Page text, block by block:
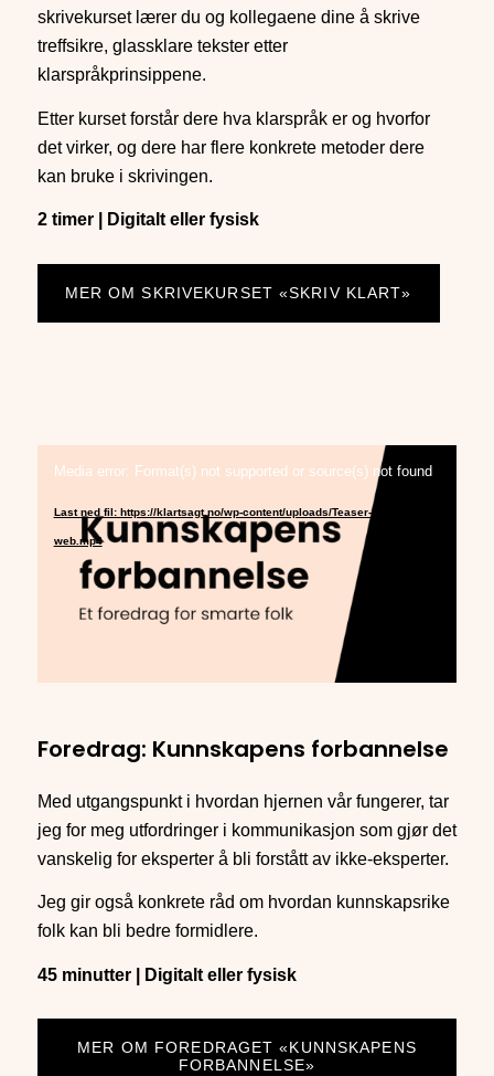
skrivekurset lærer du og kollegaene dine å skrive
treffsikre, glassklare tekster etter
klarspråkprinsippene.
Etter kurset forstår dere hva klarspråk er og hvorfor
det virker, og dere har flere konkrete metoder dere
kan bruke i skrivingen.
2 timer | Digitalt eller fysisk
MER OM SKRIVEKURSET «SKRIV KLART»
Media error: Format(s) not supported or source(s) not found
Last ned fil: https://klartsagt.no/wp-content/uploads/Teaser-KF-foredrag-
web.mp4
Foredrag: Kunnskapens forbannelse
Med utgangspunkt i hvordan hjernen vår fungerer, tar
jeg for meg utfordringer i kommunikasjon som gjør det
vanskelig for eksperter å bli forstått av ikke-eksperter.
Jeg gir også konkrete råd om hvordan kunnskapsrike
folk kan bli bedre formidlere.
45 minutter | Digitalt eller fysisk
MER OM FOREDRAGET «KUNNSKAPENS
FORBANNELSE»